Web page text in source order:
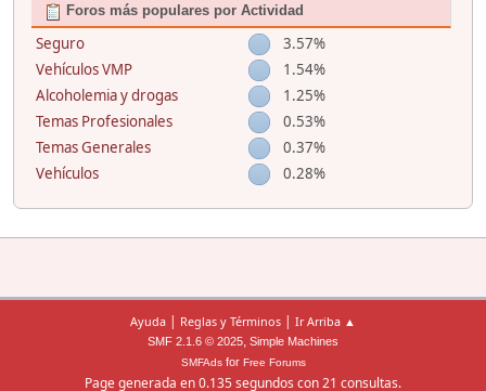
Foros más populares por Actividad
Seguro
3.57%
Vehículos VMP
1.54%
Alcoholemia y drogas
1.25%
Temas Profesionales
0.53%
Temas Generales
0.37%
Vehículos
0.28%
Ayuda | Reglas y Términos | Ir Arriba ▲
SMF 2.1.6 © 2025, Simple Machines
SMFAdsfor Free Forums
Page generada en 0.135 segundos con 21 consultas.